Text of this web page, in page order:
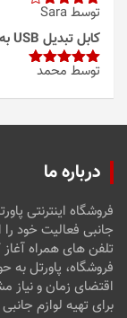
امتیاز4
از 5
توسط Sara
کابل تبدیل USB به HDMI مدل 3in1 HDTV 7562
امتیاز5از
توسط محمد
درباره ما
فروشگاه اینترنتی
تلفن های همراه
فروشگاه، پاورتل
اقتضای زمان و نیاز
برای تهیه لوازم